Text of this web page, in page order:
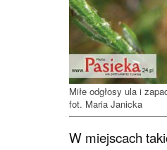
Miłe odgłosy ula i
fot. Maria Janicka
W miejscach